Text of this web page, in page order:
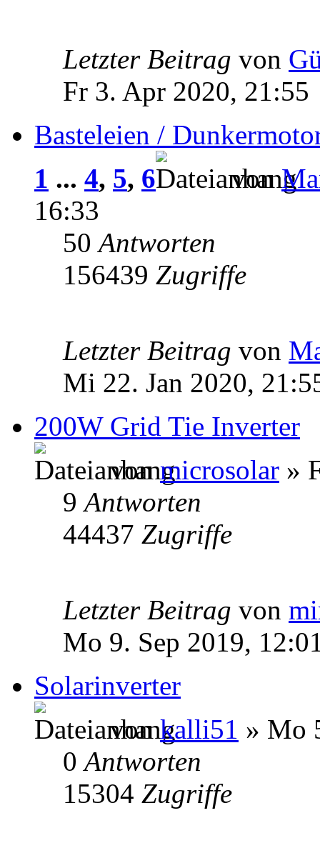
Letzter Beitrag von
Fr 3. Apr 2020, 21:55
Basteleien /
1 ... 4, 5, 6 von
16:33
50Antworten
156439 Zugriffe
Letzter Beitrag von
Mi 22. Jan 2020,
200W Grid Tie Inverter
vonmicrosolar »
9Antworten
44437 Zugriffe
Letzter Beitrag von
Mo 9. Sep 2019,
Solarinverter
vonkalli51 » Mo
0Antworten
15304 Zugriffe